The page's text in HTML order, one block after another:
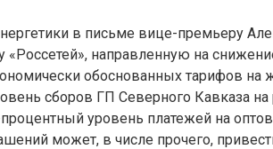
в письме вице-премьеру
«Россетей», направленную на
обоснованных тарифов
сборов ГП Северного Кавказа
уровень платежей на
может, в числе прочего,